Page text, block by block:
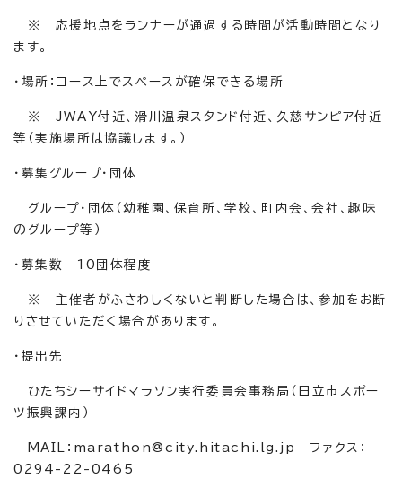
※ 応援地点をランナーが通過する時間が活動時間となり
ます。
・場所：コース上でスペースが確保できる場所
※ JWAY付近、滑川温泉スタンド付近、久慈サンピア付近
等（実施場所は協議します。）
・募集グループ・団体
グループ・団体（幼稚園、保育所、学校、町内会、会社、趣味
のグループ等）
・募集数 10団体程度
※ 主催者がふさわしくないと判断した場合は、参加をお断
りさせていただく場合があります。
・提出先
ひたちシーサイドマラソン実行委員会事務局（日立市スポー
ツ振興課内）
MAIL：marathon@city.hitachi.lg.jp ファクス：
0294-22-0465